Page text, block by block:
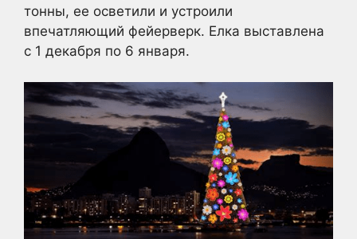
тонны, ее осветили и устроили
впечатляющий фейерверк. Елка выставлена
с 1 декабря по 6 января.